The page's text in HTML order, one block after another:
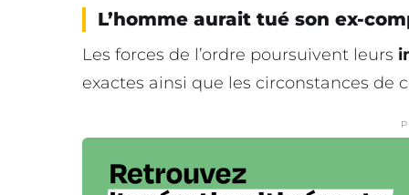
L’homme aurait tué son ex-
Les forces de l’ordre poursuivent leurs
exactes ainsi que les circonstances de